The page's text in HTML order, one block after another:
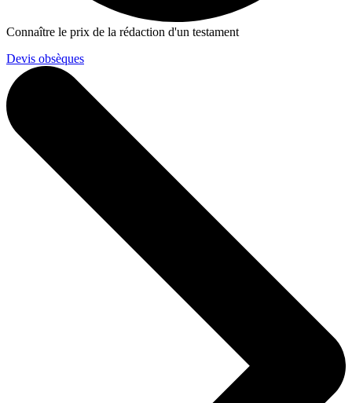
Connaître le prix de la rédaction d'un testament
Devis obsèques